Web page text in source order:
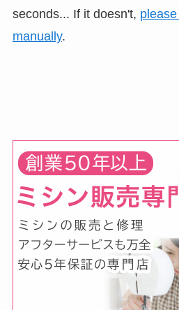
seconds... If it doesn't,
manually.